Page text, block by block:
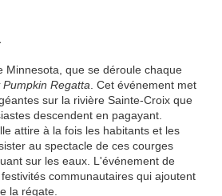
Minnesota, que se déroule chaque
Regatta . Cet événement met
sur la rivière Sainte-Croix que
descendent en pagayant.
attire à la fois les habitants et les
au spectacle de ces courges
sur les eaux. L'événement de
communautaires qui ajoutent
la régate.